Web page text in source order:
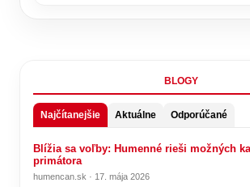
BLOGY
Najčítanejšie Aktuálne Odporúčané
Blížia sa voľby: Humenné rieši možných
primátora
humencan.sk · 17. mája 2026